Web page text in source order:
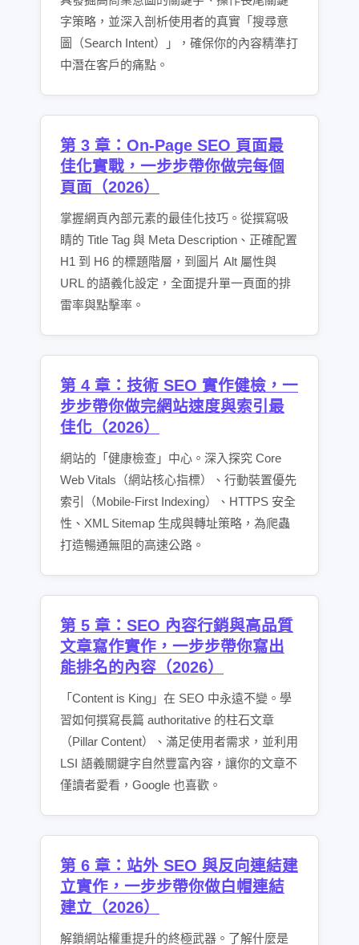
字策略，並深入剖析使用者的真實「搜尋意
圖（Search Intent）」，確保你的內容精準打
中潛在客戶的痛點。
第 3 章：On-Page SEO 頁面最
佳化實戰，一步步帶你做完每個
頁面（2026）
掌握網頁內部元素的最佳化技巧。從撰寫吸
睛的 Title Tag 與 Meta Description、正確配置
H1 到 H6 的標題階層，到圖片 Alt 屬性與
URL 的語義化設定，全面提升單一頁面的排
雷率與點擊率。
第 4 章：技術 SEO 實作健檢，一
步步帶你做完網站速度與索引最
佳化（2026）
網站的「健康檢查」中心。深入探究 Core
Web Vitals（網站核心指標）、行動裝置優先
索引（Mobile-First Indexing）、HTTPS 安全
性、XML Sitemap 生成與轉址策略，為爬蟲
打造暢通無阻的高速公路。
第 5 章：SEO 內容行銷與高品質
文章寫作實作，一步步帶你寫出
能排名的內容（2026）
「Content is King」在 SEO 中永遠不變。學
習如何撰寫長篇 authoritative 的柱石文章
（Pillar Content）、滿足使用者需求，並利用
LSI 語義關鍵字自然豐富內容，讓你的文章不
僅讀者愛看，Google 也喜歡。
第 6 章：站外 SEO 與反向連結建
立實作，一步步帶你做白帽連結
建立（2026）
解鎖網站權重提升的終極武器。了解什麼是